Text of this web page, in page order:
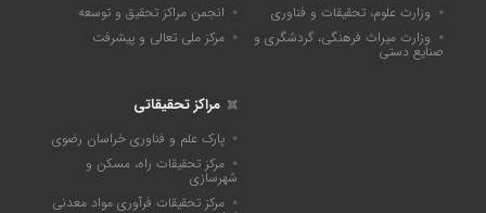
وزارت علوم، تحقیقات و فناوری
وزارت میراث فرهنگی، گردشگری و
صنایع دستی
انجمن مراکز تحقیق و توسعه
مرکز ملی تعالی و پیشرفت
مراکز تحقیقاتی
پارک علم و فناوری خراسان رضوی
مرکز تحقیقات راه، مسکن و
شهرسازی
مرکز تحقیقات فرآوری مواد معدنی